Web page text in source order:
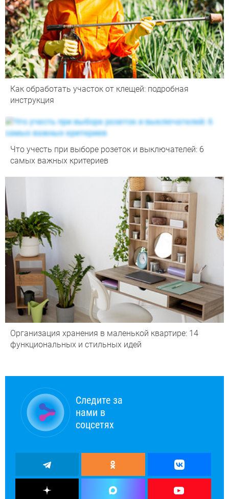
Как обработать участок от клещей: подробная
инструкция
Что учесть при выборе розеток и выключателей: 6
самых важных критериев
Организация хранения в маленькой квартире: 14
функциональных и стильных идей
Следите за
нами в
соцсетях